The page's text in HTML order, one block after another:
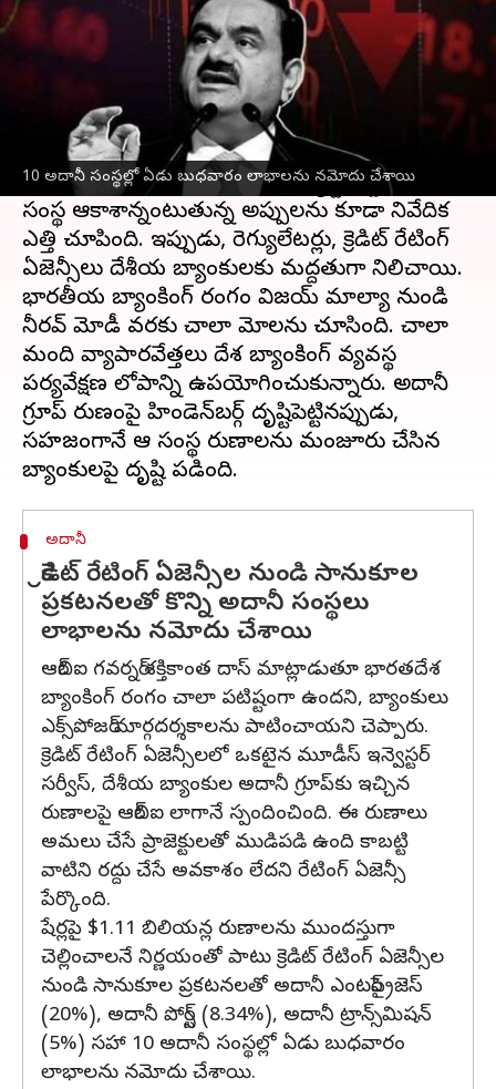
10 అదానీ సంస్థల్లో ఏడు బుధవారం లాభాలను నమోదు చేశాయి
Nishkala Sathivada Feb 09, 2023 12:30 pm
స్టాక్ మానిప్యులేషన్, అకౌంటింగ్ మోసానికి పాల్పడినట్లు
హిండెన్‌బర్గ్ రీసెర్చ్ ఒక నివేదికను ప్రచురించినప్పటి
నుండిఅదానీ గ్రూప్పై ప్రభుత్వం దృష్టి పెట్టింది. ఈ
సంస్థ ఆకాశాన్నంటుతున్న అప్పులను కూడా నివేదిక
ఎత్తి చూపింది. ఇప్పుడు, రెగ్యులేటర్లు, క్రెడిట్ రేటింగ్
ఏజెన్సీలు దేశీయ బ్యాంకులకు మద్దతుగా నిలిచాయి.
భారతీయ బ్యాంకింగ్ రంగం విజయ్ మాల్యా నుండి
నీరవ్ మోడీ వరకు చాలా మోసాలను చూసింది. చాలా
మంది వ్యాపారవేత్తలు దేశ బ్యాంకింగ్ వ్యవస్థ
పర్యవేక్షణ లోపాన్ని ఉపయోగించుకున్నారు. అదానీ
గ్రూప్ రుణంపై హిండెన్‌బర్గ్ దృష్టిపెట్టినప్పుడు,
సహజంగానే ఆ సంస్థ రుణాలను మంజూరు చేసిన
అదానీ
క్రెడిట్ రేటింగ్ ఏజెన్సీల నుండి సానుకూల
ప్రకటనలతో కొన్ని అదానీ సంస్థలు
లాభాలను నమోదు చేశాయి
ఆర్‌బిఐ గవర్నర్ శక్తికాంత దాస్ మాట్లాడుతూ భారతదేశ
బ్యాంకింగ్ రంగం చాలా పటిష్టంగా ఉందని, బ్యాంకులు
ఎక్స్‌పోజర్ మార్గదర్శకాలను పాటించాయని చెప్పారు.
క్రెడిట్ రేటింగ్ ఏజెన్సీలలో ఒకటైన మూడీస్ ఇన్వెస్టర్
సర్వీస్, దేశీయ బ్యాంకుల అదానీ గ్రూప్‌కు ఇచ్చిన
రుణాలపై ఆర్‌బిఐ లాగానే స్పందించింది. ఈ రుణాలు
అమలు చేసే ప్రాజెక్టులతో ముడిపడి ఉంది కాబట్టి
వాటిని రద్దు చేసే అవకాశం లేదని రేటింగ్ ఏజెన్సీ
పేర్కొంది.
షేర్లపై $1.11 బిలియన్ల రుణాలను ముందస్తుగా
చెల్లించాలనే నిర్ణయంతో పాటు క్రెడిట్ రేటింగ్ ఏజెన్సీల
నుండి సానుకూల ప్రకటనలతో అదానీ ఎంటర్‌ప్రైజెస్
(20%), అదానీ పోర్ట్స్ (8.34%), అదానీ ట్రాన్స్‌మిషన్
(5%) సహా 10 అదానీ సంస్థల్లో ఏడు బుధవారం
లాభాలను నమోదు చేశాయి.